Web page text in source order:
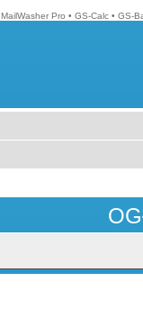
MailWasher Pro • GS-Calc • GS-